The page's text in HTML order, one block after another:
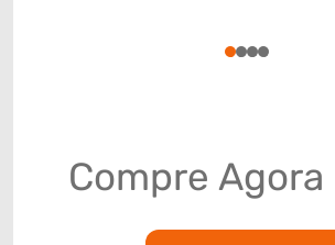
1234
Compre Agora